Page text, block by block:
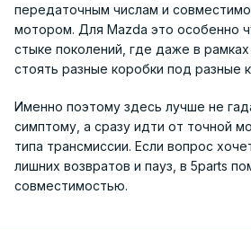
передаточным числам и
мотором. Для Mazda это особенно
стыке поколений, где даже в
стоять разные коробки под разные
Именно поэтому здесь лучше не
симптому, а сразу идти от точной
типа трансмиссии. Если вопрос
лишних возвратов и пауз, в 5parts
совместимостью.